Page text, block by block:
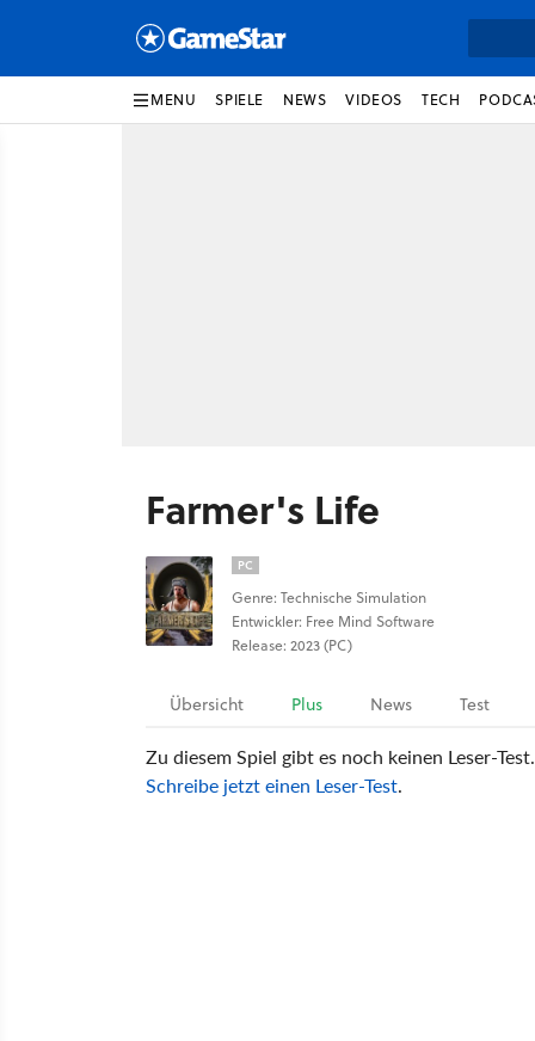
MENU SPIELE NEWS VIDEOS TECH
Farmer's Life
PC
Genre: Technische Simulation
Entwickler: Free Mind Software
Release: 2023 (PC)
Übersicht Plus News Test
Zu diesem Spiel gibt es noch keinen Leser-Test.
Schreibe jetzt einen Leser-Test.